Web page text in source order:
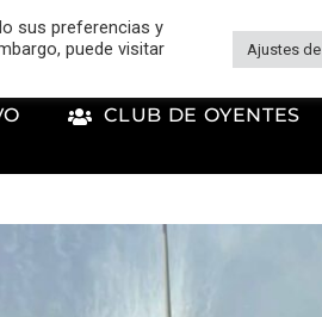
CLUB DE OYENTES
sus preferencias y
puede visitar
Ajustes